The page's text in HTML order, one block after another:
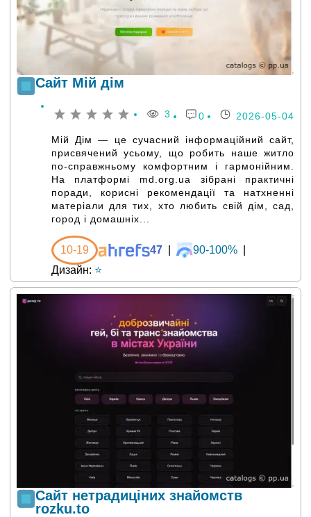
Сайт Мій дім
3 0 2026-05-04
Мій Дім — це сучасний інформаційний сайт,
присвячений усьому, що робить наше житло
по-справжньому комфортним і гармонійним.
На платформі md.org.ua зібрані практичні
поради, корисні рекомендації та натхненні
матеріали для тих, хто любить свій дім, сад,
город і домашніх...
10-19 47| 90-100%|
Дизайн: ⭐
Сайт нетрадиціних знайомств
rozku.to